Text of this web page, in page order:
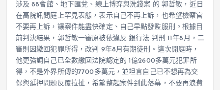
涉及 88會館、地下匯兌、線上博弈與洗錢案 的 郭哲敏，近日
在高院訊問庭上罕見表態，表示自己不再上訴，也希望檢察官
不要再上訴，讓案件能盡快確定、自己早點發監服刑。根據目
前判決結果，郭哲敏一審原被依違反 銀行法 判刑 11年8月，二
審則因繳回犯罪所得，改判 9年8月有期徒刑。這次開庭時，
他更強調自己已全數繳回法院認定的 1億2600多萬元犯罪所
得，不是外界所傳的7700多萬元，並坦言自己已不想再為交
保與延押問題反覆拉扯，希望整起案件到此落幕，不要再浪費